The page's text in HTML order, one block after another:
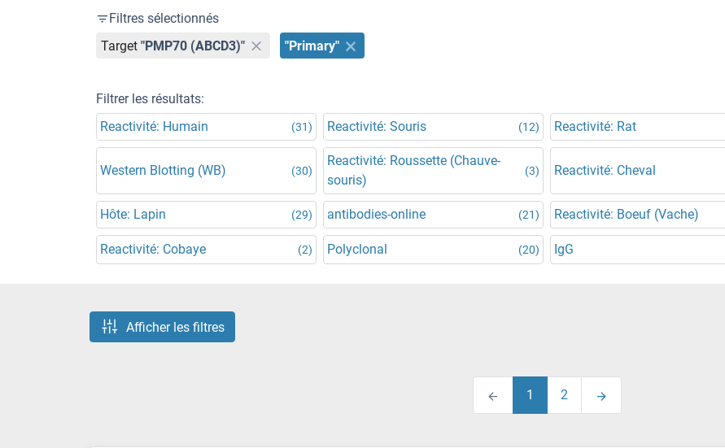
Filtres sélectionnés
Target "PMP70 (ABCD3)" "Primary"
Filtrer les résultats:
Reactivité: Humain
(31) Reactivité: Souris (12) Reactivité: Rat
Western Blotting (WB) (30)
Reactivité: Roussette (Chauve-
souris)
(3) Reactivité: Cheval
Hôte: Lapin (29) antibodies-online (21) Reactivité: Boeuf (Vache)
Reactivité: Cobaye (2) Polyclonal (20) IgG
Afficher les filtres
1 2